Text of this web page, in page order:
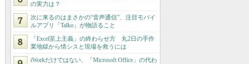
の実力は？
次に来るのはまさかの“音声通信”、注目モバイ
ルアプリ「Talko」が物語ること
「Excel至上主義」の終わらせ方 丸2日の手作
業地獄から情シスと現場を救うには
iWorkだけではない、「Microsoft Office」の代わ